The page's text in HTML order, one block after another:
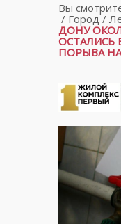
Вы
/ Город/
ДОНУ
ОСТАЛИСЬ
ПОРЫВА